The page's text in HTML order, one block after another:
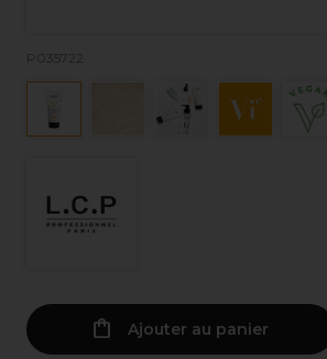
P035722
Ajouter au panier